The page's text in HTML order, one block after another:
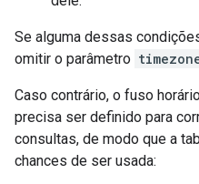
Se alguma dessas
omitir o parâmetro
Caso contrário, o fuso
precisa ser definido para
consultas, de modo que a
chances de ser usada: